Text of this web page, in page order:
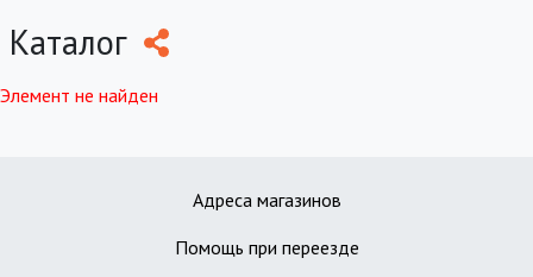
Каталог
Элемент не найден
Адреса магазинов
Помощь при переезде